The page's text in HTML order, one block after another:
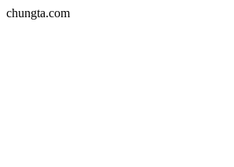
chungta.com